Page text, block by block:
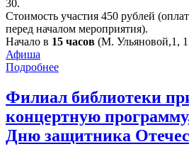
30.
Стоимость участия 450 рублей
перед началом мероприятия).
Начало в 15 часов (М. Ульяновой,1,
Афиша
Подробнее
Филиал библиотеки
концертную
Дню защитника